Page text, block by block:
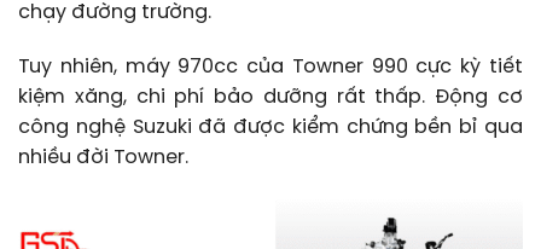
chạy đường trường.
Tuy nhiên, máy 970cc của Towner 990 cực kỳ tiết
kiệm xăng, chi phí bảo dưỡng rất thấp. Động cơ
công nghệ Suzuki đã được kiểm chứng bền bỉ qua
nhiều đời Towner.